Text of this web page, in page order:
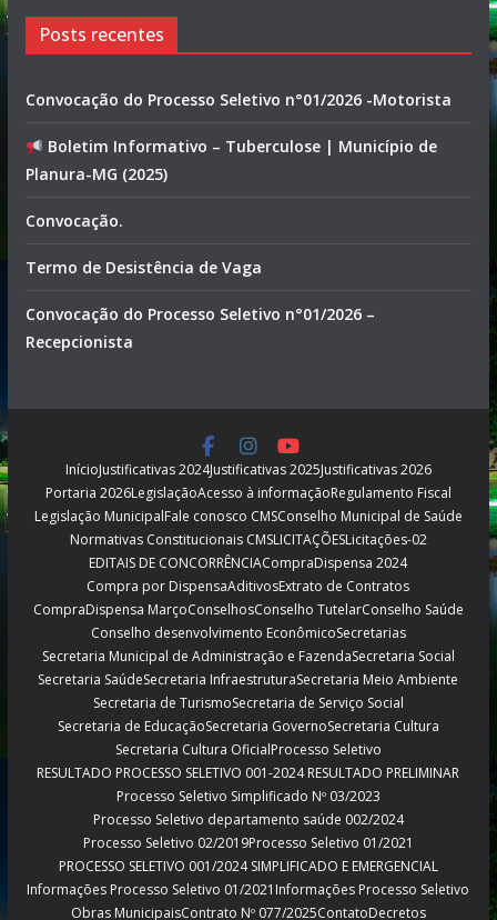
Posts recentes
Convocação do Processo Seletivo n°01/2026 -Motorista
Boletim Informativo – Tuberculose | Município de
Planura-MG (2025)
Convocação.
Termo de Desistência de Vaga
Convocação do Processo Seletivo n°01/2026 –
Recepcionista
InícioJustificativas 2024Justificativas 2025Justificativas 2026
Portaria 2026LegislaçãoAcesso à informaçãoRegulamento Fiscal
Legislação MunicipalFale conosco CMSConselho Municipal de Saúde
Normativas Constitucionais CMSLICITAÇÕESLicitações-02
EDITAIS DE CONCORRÊNCIACompraDispensa 2024
Compra por DispensaAditivosExtrato de Contratos
CompraDispensa MarçoConselhosConselho TutelarConselho Saúde
Conselho desenvolvimento EconômicoSecretarias
Secretaria Municipal de Administração e FazendaSecretaria Social
Secretaria SaúdeSecretaria InfraestruturaSecretaria Meio Ambiente
Secretaria de TurismoSecretaria de Serviço Social
Secretaria de EducaçãoSecretaria GovernoSecretaria Cultura
Secretaria Cultura OficialProcesso Seletivo
RESULTADO PROCESSO SELETIVO 001-2024 RESULTADO PRELIMINAR
Processo Seletivo Simplificado Nº 03/2023
Processo Seletivo departamento saúde 002/2024
Processo Seletivo 02/2019Processo Seletivo 01/2021
PROCESSO SELETIVO 001/2024 SIMPLIFICADO E EMERGENCIAL
Informações Processo Seletivo 01/2021 Informações Processo Seletivo
Obras MunicipaisContrato Nº 077/2025ContatoDecretos